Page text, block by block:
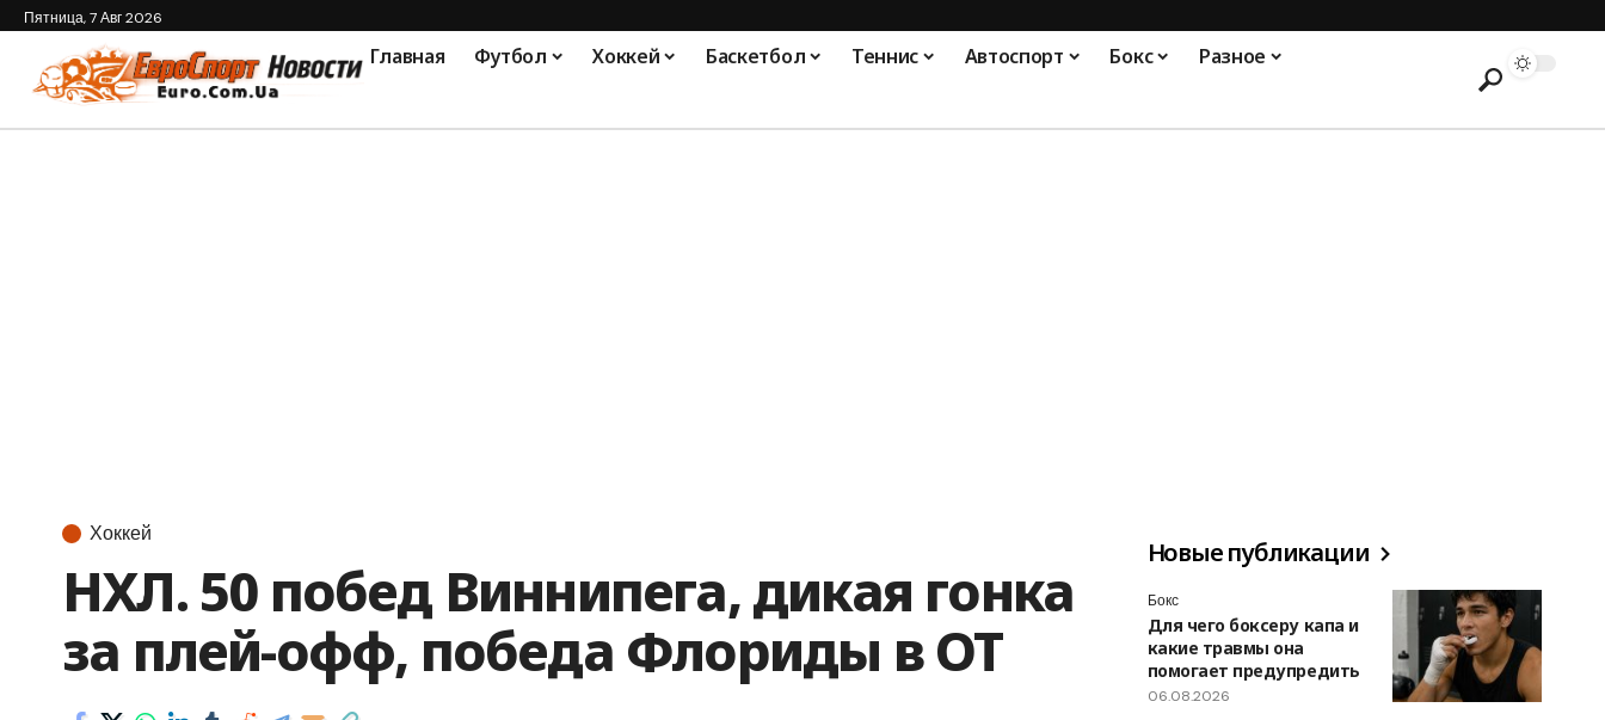
Пятница, 7 Авг 2026
Главная Футбол Хоккей Баскетбол Теннис Автоспорт Бокс Разное
Хоккей
НХЛ. 50 побед Виннипега, дикая гонка
за плей-офф, победа Флориды в ОТ
Новые публикации
Бокс
Для чего боксеру капа и
какие травмы она
помогает предупредить
06.08.2026